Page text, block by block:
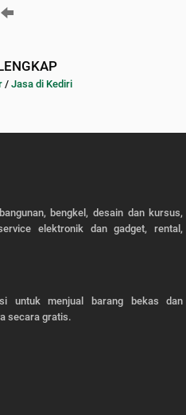
/ Jasa di Kediri
bengkel, desain dan kursus,
elektronik dan gadget, rental,
untuk menjual barang bekas dan
secara gratis.